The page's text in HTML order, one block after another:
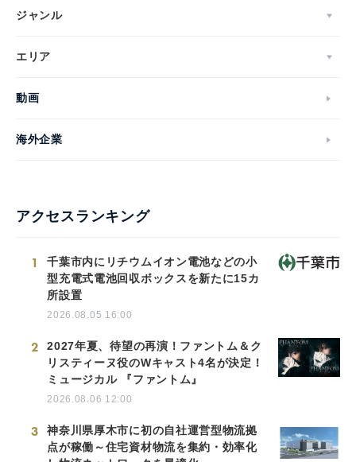
ジャンル
エリア
動画
海外企業
アクセスランキング
1
千葉市内にリチウムイオン電池などの小
型充電式電池回収ボックスを新たに15カ
所設置
2026.08.05 16:00
2
2027年夏、待望の再演！ファントム＆ク
リスティーヌ役のWキャスト4名が決定！
ミュージカル 『ファントム』
2026.08.06 12:00
3
神奈川県厚木市に初の自社運営型物流拠
点が稼働～住宅資材物流を集約・効率化